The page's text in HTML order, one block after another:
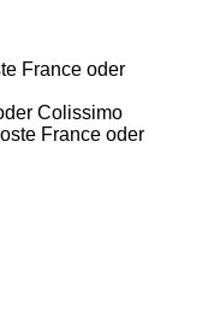
France oder
Colissimo
France oder